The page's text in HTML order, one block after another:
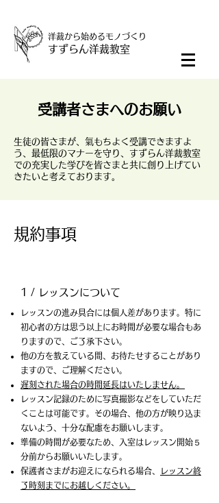
洋裁から始めるモノづくり
すずらん洋裁教室
​受講者さまへのお願い
生徒の皆さまが、氣もちよく受講できますよ
う、最低限のマナーを守り、すずらん洋裁教室
での充実した学びを皆さまと共に創り上げてい
きたいと考えております。
​規約事項
1 / レッスンについて
レッスンの進み具合には個人差があります。特に
初心者の方は思う以上にお時間が必要な場合もあ
りますので、ご了承下さい。
他の方を教えている間、お待たせすることがあり
ますので、ご理解ください。
遅刻された場合の時間延長はいたしません。
​レッスン記録のために写真撮影などをしていただ
くことは可能です。その場合、他の方が映り込ま
ないよう、十分な配慮をお願いします。
準備の時間が必要なため、入室はレッスン開始５
分前からお願いいたします。
​保護者さまがお迎えになられる場合、
レッスン終
了時刻までにお越しください。